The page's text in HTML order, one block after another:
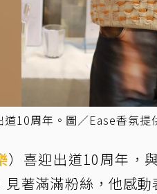
10周年。圖／Ease香氛提
）喜迎出道10周年，
見著滿滿粉絲，他感